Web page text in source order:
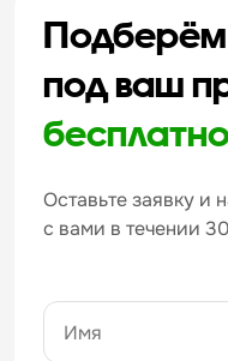
под ваш
Оставьте заявку и
с вами в течении